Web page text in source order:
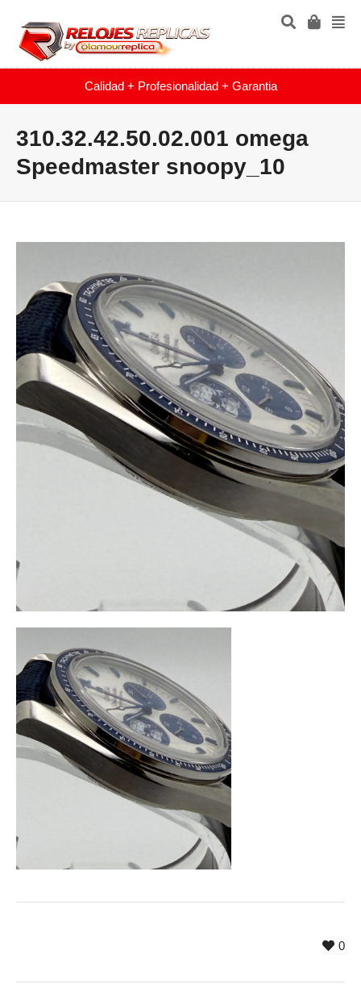
Calidad + Profesionalidad + Garantia
310.32.42.50.02.001 omega
Speedmaster snoopy_10
0